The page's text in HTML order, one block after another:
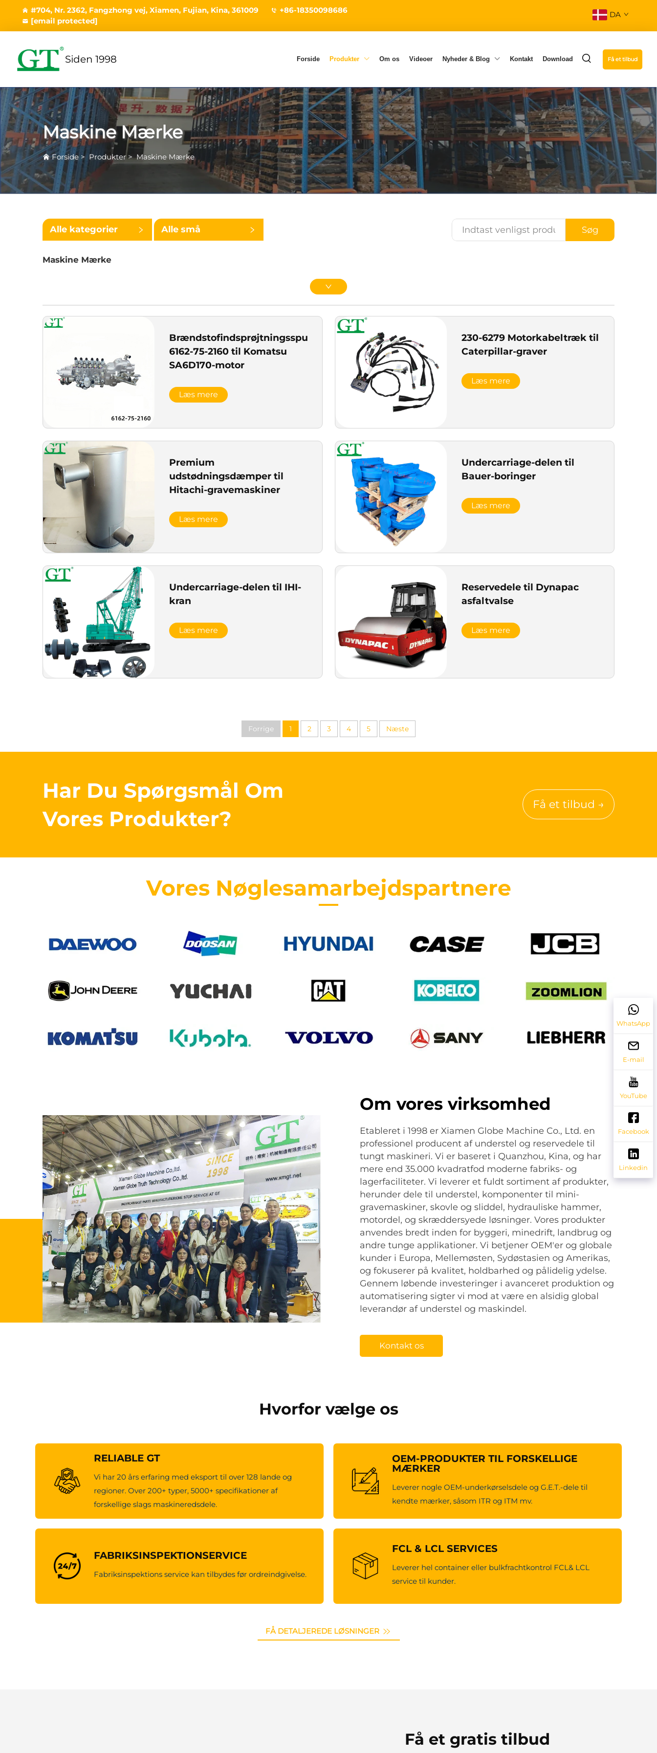
#704, Nr. 2362, Fangzhong vej, Xiamen, Fujian, Kina, 361009
+86-18350098686
[email protected]
DA
Siden 1998 Forside Produkter Om os Videoer Nyheder & Blog Kontakt Download Få et tilbud
Maskine Mærke
Forside > Produkter>Maskine Mærke
Alle kategorier Alle små Søg
Maskine Mærke
Brændstofindsprøjtningsspumpe
6162-75-2160 til Komatsu
SA6D170-motor
Læs mere
230-6279 Motorkabeltræk til
Caterpillar-graver
Læs mere
Premium
udstødningsdæmper til
Hitachi-gravemaskiner
Læs mere
Undercarriage-delen til
Bauer-boringer
Læs mere
Undercarriage-delen til IHI-
kran
Læs mere
Reservedele til Dynapac
asfaltvalse
Læs mere
Forrige 1 2 3 4 5 Næste
Har Du Spørgsmål Om
Vores Produkter?
Få et tilbud →
Vores Nøglesamarbejdspartnere
Om vores virksomhed
Etableret i 1998 er Xiamen Globe Machine Co., Ltd. en
professionel producent af understel og reservedele til
tungt maskineri. Vi er baseret i Quanzhou, Kina, og har
mere end 35.000 kvadratfod moderne fabriks- og
lagerfaciliteter. Vi leverer et fuldt sortiment af produkter,
herunder dele til understel, komponenter til mini-
gravemaskiner, skovle og sliddel, hydrauliske hammer,
motordel, og skræddersyede løsninger. Vores produkter
anvendes bredt inden for byggeri, minedrift, landbrug og
andre tunge applikationer. Vi betjener OEM'er og globale
kunder i Europa, Mellemøsten, Sydøstasien og Amerikas,
og fokuserer på kvalitet, holdbarhed og pålidelig ydelse.
Gennem løbende investeringer i avanceret produktion og
automatisering sigter vi mod at være en alsidig global
leverandør af understel og maskindel.
Kontakt os
Hvorfor vælge os
RELIABLE GT
Vi har 20 års erfaring med eksport til over 128 lande og
regioner. Over 200+ typer, 5000+ specifikationer af
forskellige slags maskineredsdele.
OEM-PRODUKTER TIL FORSKELLIGE
MÆRKER
Leverer nogle OEM-underkørselsdele og G.E.T.-dele til
kendte mærker, såsom ITR og ITM mv.
FABRIKSINSPEKTIONSERVICE
Fabriksinspektions service kan tilbydes før ordreindgivelse.
FCL & LCL SERVICES
Leverer hel container eller bulkfrachtkontrol FCL& LCL
service til kunder.
FÅ DETALJEREDE LØSNINGER
Få et gratis tilbud
WhatsApp
E-mail
YouTube
Facebook
Linkedin